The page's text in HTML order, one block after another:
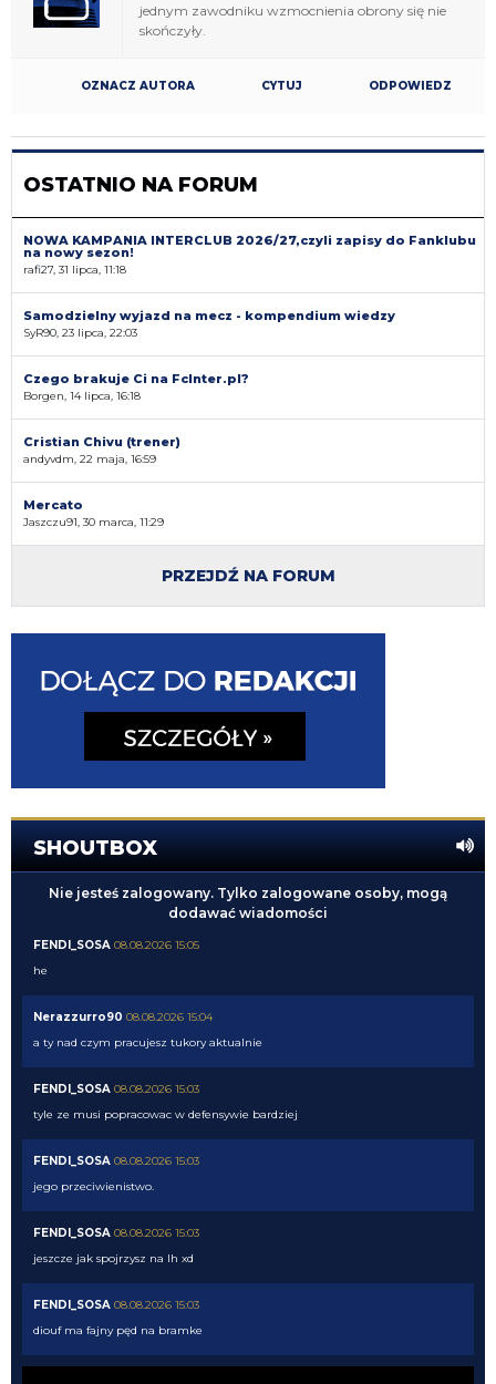
jednym zawodniku wzmocnienia obrony się nie
skończyły.
OZNACZ AUTORA CYTUJ ODPOWIEDZ
OSTATNIO NA FORUM
NOWA KAMPANIA INTERCLUB 2026/27,czyli zapisy do Fanklubu
na nowy sezon!
rafi27, 31 lipca, 11:18
Samodzielny wyjazd na mecz - kompendium wiedzy
SyR90, 23 lipca, 22:03
Czego brakuje Ci na FcInter.pl?
Borgen, 14 lipca, 16:18
Cristian Chivu (trener)
andyvdm, 22 maja, 16:59
Mercato
Jaszczu91, 30 marca, 11:29
PRZEJDŹ NA FORUM
SHOUTBOX
Nie jesteś zalogowany. Tylko zalogowane osoby, mogą
dodawać wiadomości
FENDI_SOSA 08.08.2026 15:05
he
Nerazzurro90 08.08.2026 15:04
a ty nad czym pracujesz tukory aktualnie
FENDI_SOSA 08.08.2026 15:03
tyle ze musi popracowac w defensywie bardziej
FENDI_SOSA 08.08.2026 15:03
jego przeciwienistwo.
FENDI_SOSA 08.08.2026 15:03
jeszcze jak spojrzysz na lh xd
FENDI_SOSA 08.08.2026 15:03
diouf ma fajny pęd na bramke